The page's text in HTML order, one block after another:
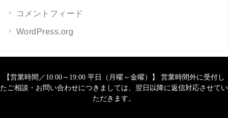
コメントフィード
WordPress.org
【営業時間／10:00～19:00 平日（月曜～金曜）】 営業時間外に受付し
たご相談・お問い合わせにつきましては、翌日以降に返信対応させてい
ただきます。